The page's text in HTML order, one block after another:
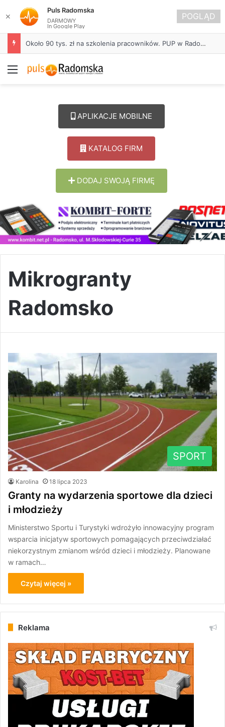
Około 90 tys. zł na szkolenia pracowników. PUP w Radomsku ogłasza nabór wniosków
Menu
APLIKACJE MOBILNE
KATALOG FIRM
DODAJ SWOJĄ FIRMĘ
Mikrogranty
Radomsko
SPORT
Karolina 18 lipca 2023
Granty na wydarzenia sportowe dla dzieci
i młodzieży
Ministerstwo Sportu i Turystyki wdrożyło innowacyjny program
wsparcia inicjatyw sportowych pomagających przeciwdziałać
niekorzystnym zmianom wśród dzieci i młodzieży. Planowane
w ramach…
Czytaj więcej »
Reklama
✕
Puls Radomska
DARMOWY
In Google Play
POGLĄD